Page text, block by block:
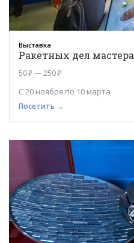
Выставка
Ракетных дел мастера
50 ₽ — 250 ₽
С 20 ноября по 10 марта
Посетить →